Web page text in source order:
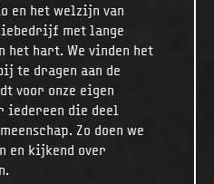
en het welzijn van
met lange
het hart. We vinden het
te dragen aan de
voor onze eigen
iedereen die deel
Zo doen we
en kijkend over